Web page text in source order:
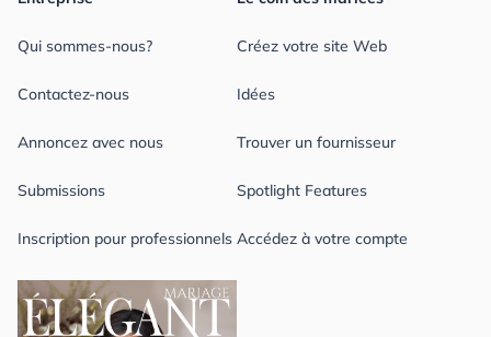
Qui sommes-nous?
Contactez-nous
Annoncez avec nous
Submissions
Inscription pour professionnels
Créez votre site Web
Idées
Trouver un fournisseur
Spotlight Features
Accédez à votre compte